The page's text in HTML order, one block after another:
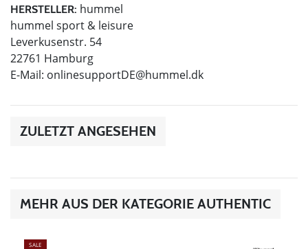
HERSTELLER: hummel
hummel sport & leisure
Leverkusenstr. 54
22761 Hamburg
E-Mail: onlinesupportDE@hummel.dk
ZULETZT ANGESEHEN
MEHR AUS DER KATEGORIE AUTHENTIC
SALE